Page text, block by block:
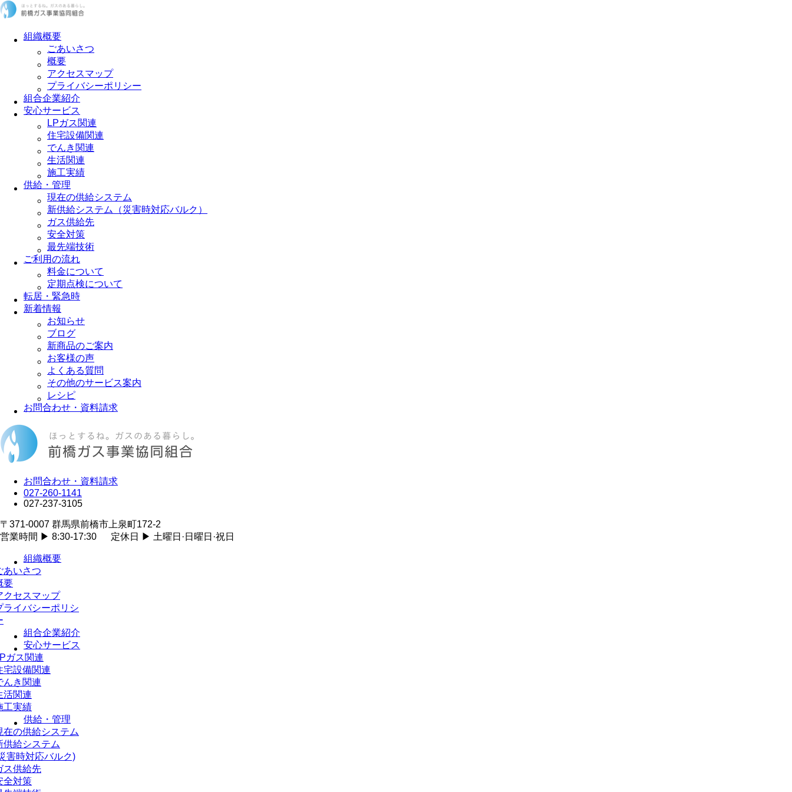
組織概要
ごあいさつ
概要
アクセスマップ
プライバシーポリシー
組合企業紹介
安心サービス
LPガス関連
住宅設備関連
でんき関連
生活関連
施工実績
供給・管理
現在の供給システム
新供給システム
（災害時対応バルク）
ガス供給先
安全対策
最先端技術
ご利用の流れ
料金について
定期点検について
転居・緊急時
新着情報
お知らせ
ブログ
新商品のご案内
お客様の声
よくある質問
その他のサービス案内
レシピ
お問合わせ・資料請求
お問合わせ・資料請求
027-260-1141
027-237-3105
〒371-0007 群馬県前橋市上泉町172-2
営業時間 ▶ 8:30-17:30 定休日 ▶ 土曜日·日曜日·祝日
組織概要
あいさつ
要
クセスマップ
ライバシーポリシ
組合企業紹介
安心サービス
ガス関連
宅設備関連
んき関連
活関連
工実績
供給・管理
在の供給システム
供給システム
害時対応バルク)
ス供給先
全対策